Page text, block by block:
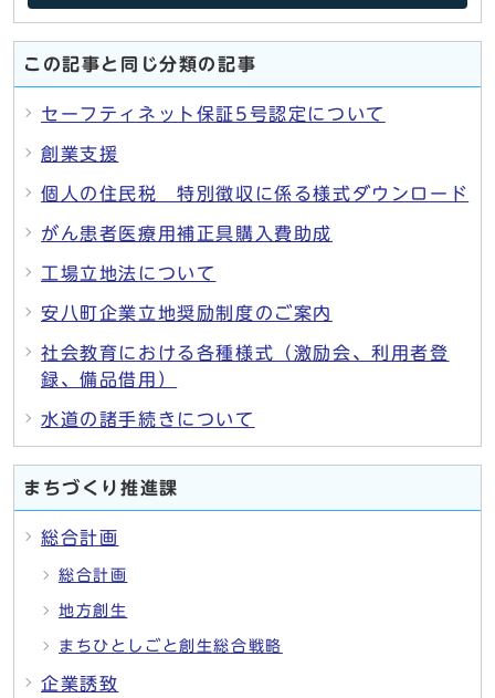
この記事と同じ分類の記事
セーフティネット保証5号認定について
創業支援
個人の住民税 特別徴収に係る様式ダウンロード
がん患者医療用補正具購入費助成
工場立地法について
安八町企業立地奨励制度のご案内
社会教育における各種様式（激励会、利用者登
録、備品借用）
水道の諸手続きについて
まちづくり推進課
総合計画
総合計画
地方創生
まちひとしごと創生総合戦略
企業誘致